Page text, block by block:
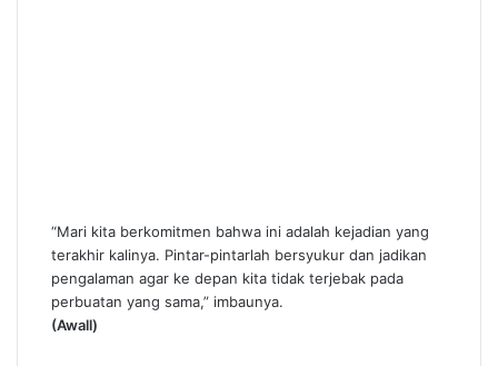
“Mari kita berkomitmen bahwa ini adalah kejadian yang
terakhir kalinya. Pintar-pintarlah bersyukur dan jadikan
pengalaman agar ke depan kita tidak terjebak pada
perbuatan yang sama,” imbaunya.
(Awall)